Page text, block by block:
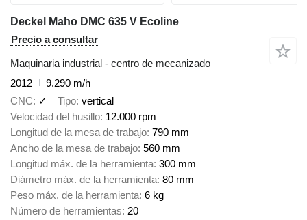
Deckel Maho DMC 635 V Ecoline
Precio a consultar
Maquinaria industrial - centro de mecanizado
2012
9.290 m/h
CNC
✓ Tipo vertical
Velocidad del husillo 12.000 rpm
Longitud de la mesa de trabajo 790 mm
Ancho de la mesa de trabajo 560 mm
Longitud máx. de la herramienta 300 mm
Diámetro máx. de la herramienta 80 mm
Peso máx. de la herramienta 6 kg
Número de herramientas 20